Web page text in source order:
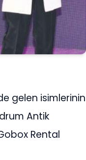
gelen isimlerinin
Antik
Rental